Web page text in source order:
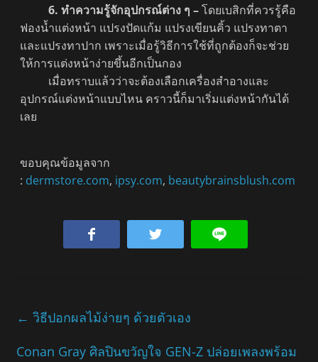
6. ทำความรู้จักอุปกรณ์ต่าง ๆ –โดยเบสิกที่ควรรู้คือ
ฟองน้ำแต่งหน้า แปรงปัดแก้ม แปรงเขียนคิ้ว แปรงทาตา
และแปรงทาปาก เพราะเมื่อรู้วิธีการใช้ที่ถูกต้องก็จะช่วย
ให้การแต่งหน้าง่ายขึ้นอีกเป็นกอง
เมื่อทราบแล้วว่าจะต้องเลือกเครื่องสำอางและ
อุปกรณ์แต่งหน้าแบบไหน คราวนี้ก็มาเริ่มแต่งหน้ากันได้
เลย
ขอบคุณข้อมูลจาก
: dermstore.com, ipsy.com, beautybrainsblush.com
← วิธีปอกผลไม้ง่ายๆ ด้วยตัวเอง
Conan Gray ศิลปินขวัญใจ GEN-Z ปล่อยเพลงพร้อม